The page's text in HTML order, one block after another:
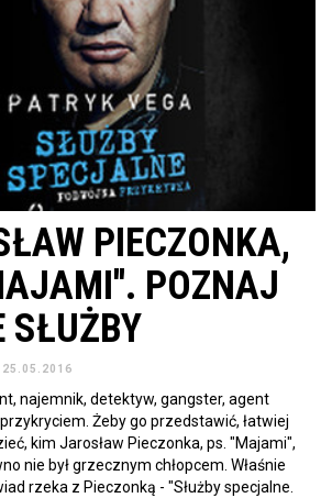
PIECZONKA,
POZNAJ
SŁUŻBY
25.05.2016
najemnik, detektyw, gangster, agent
Żeby go przedstawić, łatwiej
kim Jarosław Pieczonka, ps. "Majami",
nie był grzecznym chłopcem. Właśnie
rzeka z Pieczonką - "Służby specjalne.